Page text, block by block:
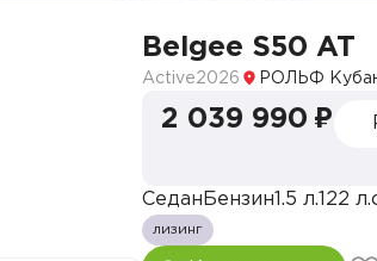
Belgee S50 AT
Active2026 РОЛЬФ
2 039 990 ₽
Седан Бензин 1.5 л. 122
лизинг